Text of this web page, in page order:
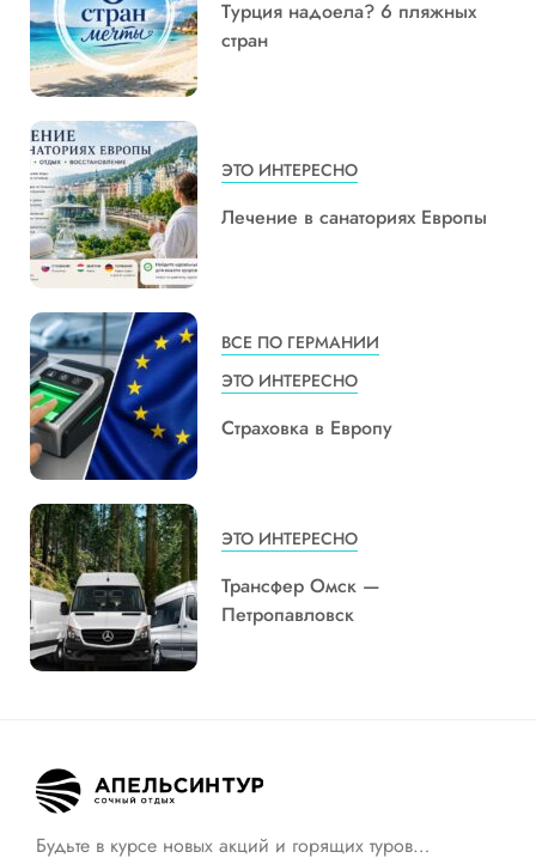
Турция надоела? 6 пляжных
стран
ЭТО ИНТЕРЕСНО
Лечение в санаториях Европы
ВСЕ ПО ГЕРМАНИИ
ЭТО ИНТЕРЕСНО
Страховка в Европу
ЭТО ИНТЕРЕСНО
Трансфер Омск —
Петропавловск
Будьте в курсе новых акций и горящих туров…